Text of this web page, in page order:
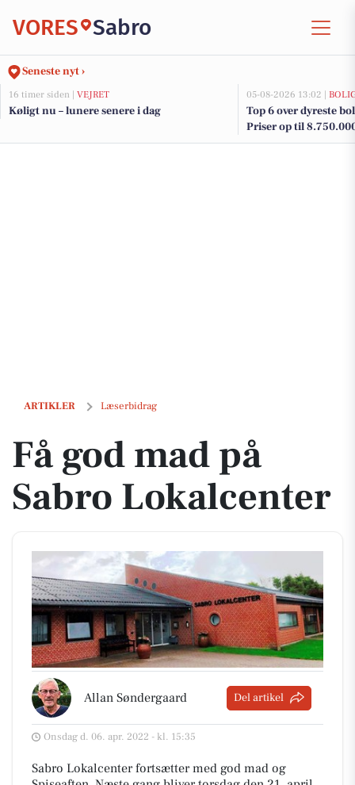
VORES Sabro
Seneste nyt ›
16 timer siden | VEJRET
Køligt nu – lunere senere i dag
05-08-2026 13:02 |
Top 6 over dyreste
Priser op til
ARTIKLER Læserbidrag
Få god mad på Sabro Lokalcenter
Få god mad på
Sabro Lokalcenter
Allan Søndergaard Del artikel
Onsdag d. 06. apr. 2022 - kl. 15:35
Sabro Lokalcenter fortsætter med god mad og